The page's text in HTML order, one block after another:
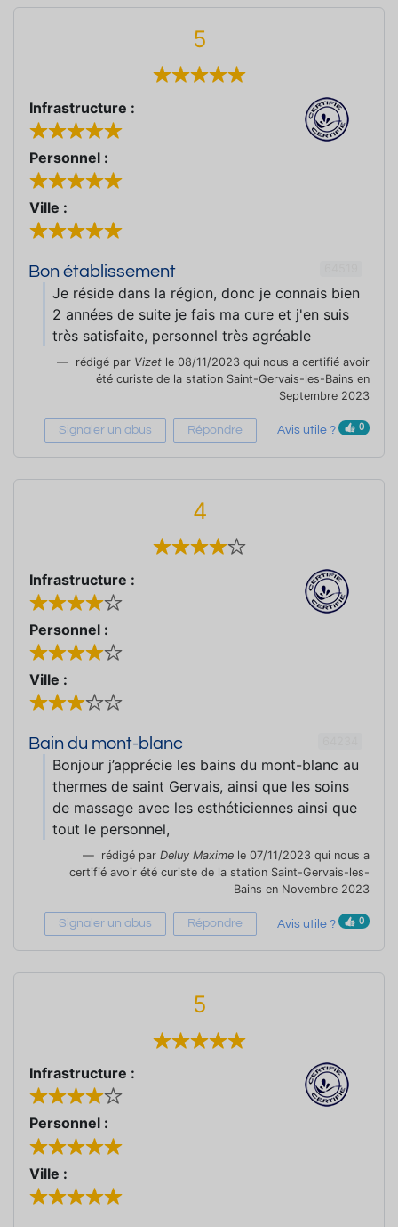
5
Infrastructure :
Personnel :
Ville :
Bon établissement
Je réside dans la région, donc je connais bien
2 années de suite je fais ma cure et j'en suis
très satisfaite, personnel très agréable
rédigé par Vizet le 08/11/2023 qui nous a certifié avoir
été curiste de la station Saint-Gervais-les-Bains en
Septembre 2023
Signaler un abus Répondre Avis utile ? 0
4
Infrastructure :
Personnel :
Ville :
Bain du mont-blanc
Bonjour j’apprécie les bains du mont-blanc au
thermes de saint Gervais, ainsi que les soins
de massage avec les esthéticiennes ainsi que
tout le personnel,
rédigé par Deluy Maxime le 07/11/2023 qui nous a
certifié avoir été curiste de la station Saint-Gervais-les-
Bains en Novembre 2023
Signaler un abus Répondre Avis utile ? 0
5
Infrastructure :
Personnel :
Ville :